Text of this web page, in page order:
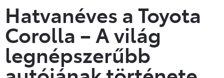
Hatvanéves a Toyota
Corolla – A világ
legnépszerűbb